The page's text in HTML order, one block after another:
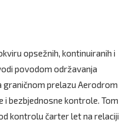
opsežnih, kontinuiranih i
povodom održavanja
graničnom prelazu Aerodrom
i bezbjednosne kontrole. Tom
kontrolu čarter let na relaciji